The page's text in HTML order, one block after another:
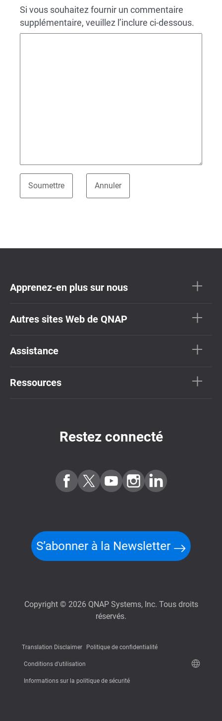
Si vous souhaitez fournir un commentaire
supplémentaire, veuillez l’inclure ci-dessous.
Apprenez-en plus sur nous
Autres sites Web de QNAP
Assistance
Ressources
Restez connecté
S’abonner à la Newsletter
Copyright © 2026 QNAP Systems, Inc. Tous droits
réservés.
Translation Disclaimer Politique de confidentialité
Conditions d'utilisation
Informations sur la politique de sécurité